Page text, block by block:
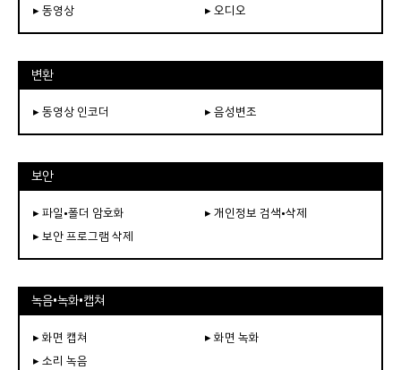
▸ 동영상 ▸ 오디오
변환
▸ 동영상 인코더 ▸ 음성변조
보안
▸ 파일•폴더 암호화
▸ 개인정보 검색•삭제
▸ 보안 프로그램 삭제
녹음•녹화•캡쳐
▸ 화면 캡쳐
▸ 화면 녹화
▸ 소리 녹음